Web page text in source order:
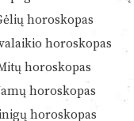
horoskopas
horoskopas
horoskopas
horoskopas
horoskopas